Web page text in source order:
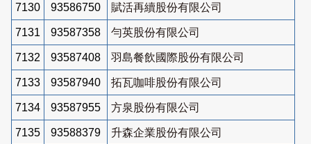
7130 93586750 賦活再續股份有限公司
7131 93587358 勻英股份有限公司
7132 93587408 羽島餐飲國際股份有限公司
7133 93587940 拓瓦咖啡股份有限公司
7134 93587955 方泉股份有限公司
7135 93588379 升森企業股份有限公司